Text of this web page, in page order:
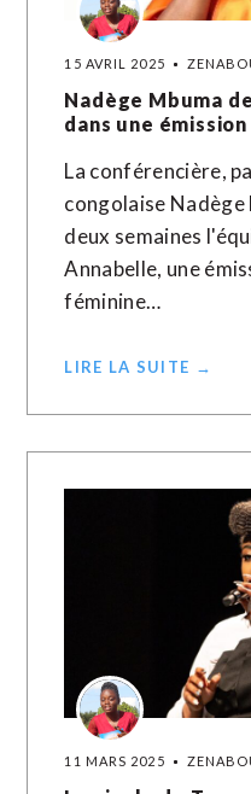
15 AVRIL 2025
Nadège Mbuma
dans une
La conférencière,
congolaise
deux semaines
Annabelle, une
féminine…
LIRE LA SUITE →
11 MARS 2025